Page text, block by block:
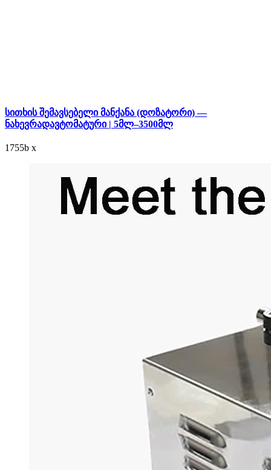
სითხის შემავსებელი მანქანა (დოზატორი) —
ნახევრადავტომატური | 5მლ–3500მლ
1755b x